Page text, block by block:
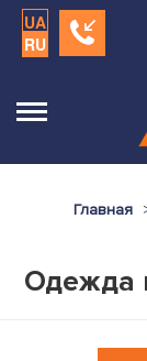
UA
RU
Главная
Одежда